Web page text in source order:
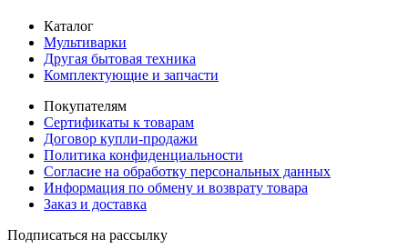
Каталог
Мультиварки
Другая бытовая техника
Комплектующие и запчасти
Покупателям
Сертификаты к товарам
Договор купли-продажи
Политика конфиденциальности
Согласие на обработку персональных данных
Информация по обмену и возврату товара
Заказ и доставка
Подписаться на рассылку